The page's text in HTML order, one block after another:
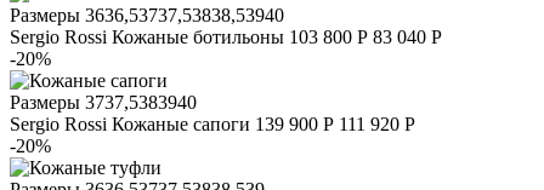
Размеры 3636,53737,53838,53940
Sergio Rossi Кожаные ботильоны 103 800 Р 83 040 Р
-20%
Размеры 3737,5383940
Sergio Rossi Кожаные сапоги 139 900 Р 111 920 Р
-20%